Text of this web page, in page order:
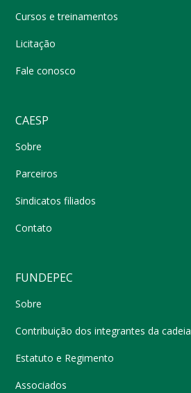
Cursos e treinamentos
Licitação
Fale conosco
CAESP
Sobre
Parceiros
Sindicatos filiados
Contato
FUNDEPEC
Sobre
Contribuição dos integrantes da cadeia
Estatuto e Regimento
Associados